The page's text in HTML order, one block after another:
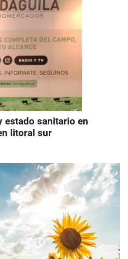
estado sanitario en
litoral sur